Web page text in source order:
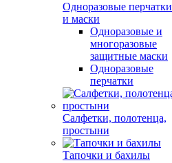
Одноразовые перчатки
и маски
Одноразовые и
многоразовые
защитные маски
Одноразовые
перчатки
Салфетки, полотенца,
простыни
Тапочки и бахилы